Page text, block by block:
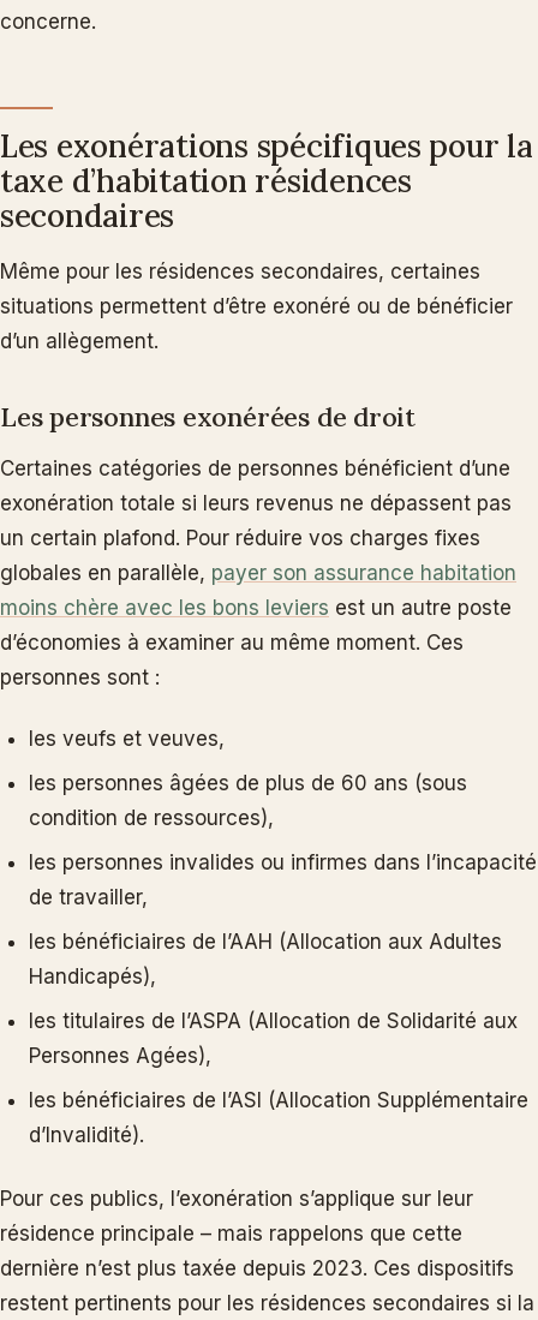
concerne.
Les exonérations spécifiques pour la
taxe d’habitation résidences
secondaires
Même pour les résidences secondaires, certaines
situations permettent d’être exonéré ou de bénéficier
d’un allègement.
Les personnes exonérées de droit
Certaines catégories de personnes bénéficient d’une
exonération totale si leurs revenus ne dépassent pas
un certain plafond. Pour réduire vos charges fixes
globales en parallèle, payer son assurance habitation
moins chère avec les bons leviers est un autre poste
d’économies à examiner au même moment. Ces
personnes sont :
les veufs et veuves,
les personnes âgées de plus de 60 ans (sous
condition de ressources),
les personnes invalides ou infirmes dans l’incapacité
de travailler,
les bénéficiaires de l’AAH (Allocation aux Adultes
Handicapés),
les titulaires de l’ASPA (Allocation de Solidarité aux
Personnes Agées),
les bénéficiaires de l’ASI (Allocation Supplémentaire
d’Invalidité).
Pour ces publics, l’exonération s’applique sur leur
résidence principale – mais rappelons que cette
dernière n’est plus taxée depuis 2023. Ces dispositifs
restent pertinents pour les résidences secondaires si la